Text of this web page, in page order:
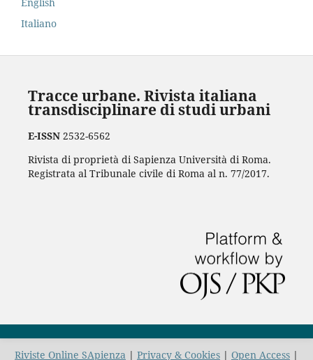
Italiano
Tracce urbane. Rivista italiana
transdisciplinare di studi urbani
E-ISSN2532-6562
Rivista di proprietà di Sapienza Università di Roma.
Registrata al Tribunale civile di Roma al n. 77/2017.
Riviste Online SApienza | Privacy & Cookies | Open Access |